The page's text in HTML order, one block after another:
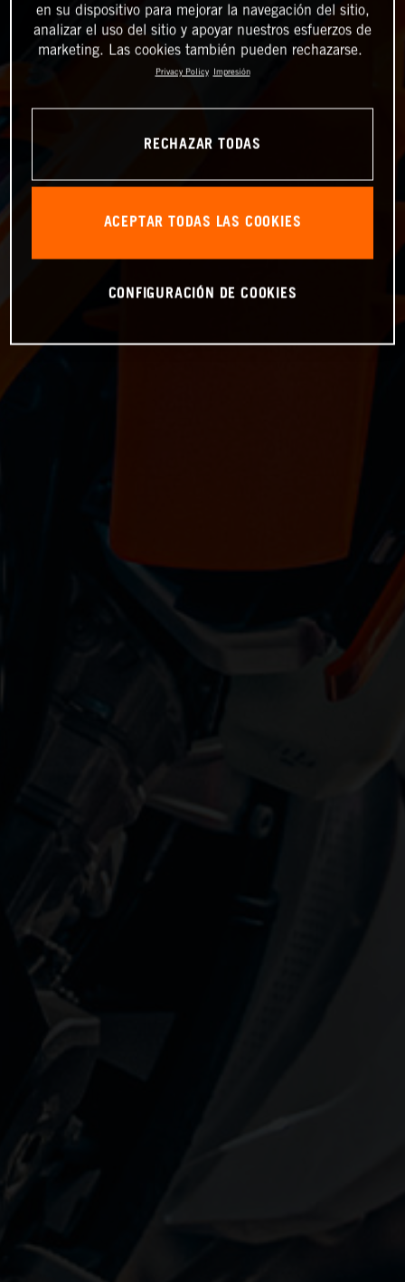
en su dispositivo para mejorar la navegación del sitio,
analizar el uso del sitio y apoyar nuestros esfuerzos de
marketing. Las cookies también pueden rechazarse.
Privacy Policy Impresión
RECHAZAR TODAS
ACEPTAR TODAS LAS COOKIES
CONFIGURACIÓN DE COOKIES